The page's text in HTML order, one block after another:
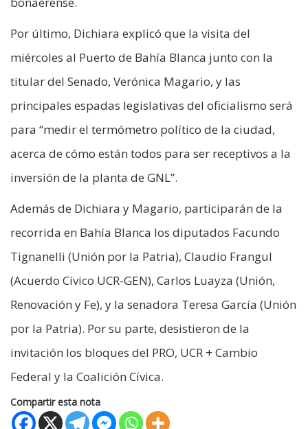
Por último, Dichiara explicó que la visita del
miércoles al Puerto de Bahía Blanca junto con la
titular del Senado, Verónica Magario, y las
principales espadas legislativas del oficialismo será
para “medir el termómetro político de la ciudad,
acerca de cómo están todos para ser receptivos a la
inversión de la planta de GNL”.
Además de Dichiara y Magario, participarán de la
recorrida en Bahía Blanca los diputados Facundo
Tignanelli (Unión por la Patria), Claudio Frangul
(Acuerdo Cívico UCR-GEN), Carlos Luayza (Unión,
Renovación y Fe), y la senadora Teresa García (Unión
por la Patria). Por su parte, desistieron de la
invitación los bloques del PRO, UCR + Cambio
Federal y la Coalición Cívica.
Compartir esta nota